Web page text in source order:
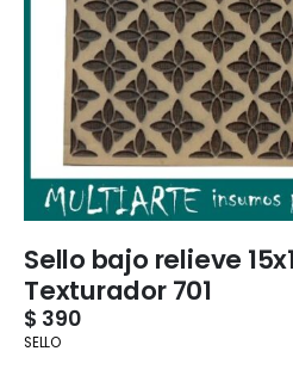
Sello bajo relieve
Texturador 701
$ 390
SELLO